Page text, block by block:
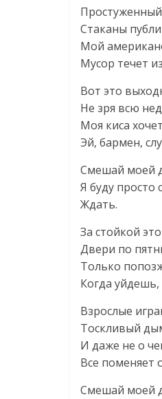
Стаканы
Мой
Мусор течет
Вот это
Не зря всю
Моя киса
Эй, бармен,
Смешай моей
Я буду просто
Ждать.
За стойкой
Двери по
Только
Когда уйдешь,
Взрослые
Тоскливый
И даже не о
Все поменяет
Смешай моей